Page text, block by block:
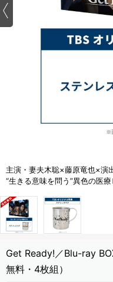
主演・妻夫木聡×藤原竜也×演
“生きる意味を問う”異色の医
Get Ready!／Blu-ray
無料・4枚組）